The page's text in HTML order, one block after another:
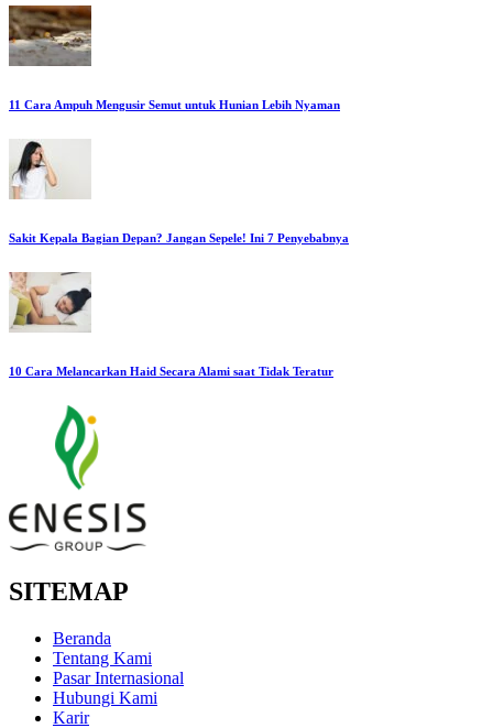
11 Cara Ampuh Mengusir Semut untuk Hunian Lebih Nyaman
Sakit Kepala Bagian Depan? Jangan Sepele! Ini 7 Penyebabnya
10 Cara Melancarkan Haid Secara Alami saat Tidak Teratur
SITEMAP
Beranda
Tentang Kami
Pasar Internasional
Hubungi Kami
Karir